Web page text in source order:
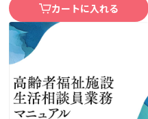
カートに入れる